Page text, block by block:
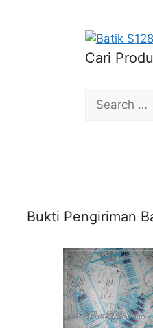
Cari
Search
for:
Bukti Pengiriman